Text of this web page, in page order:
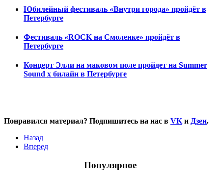
Юбилейный фестиваль «Внутри города» пройдёт в
Петербурге
Фестиваль «ROCK на Смоленке» пройдёт в
Петербурге
Концерт Элли на маковом поле пройдет на Summer
Sound x билайн в Петербурге
Понравился материал? Подпишитесь на нас в VK и Дзен.
Назад
Вперед
Популярное